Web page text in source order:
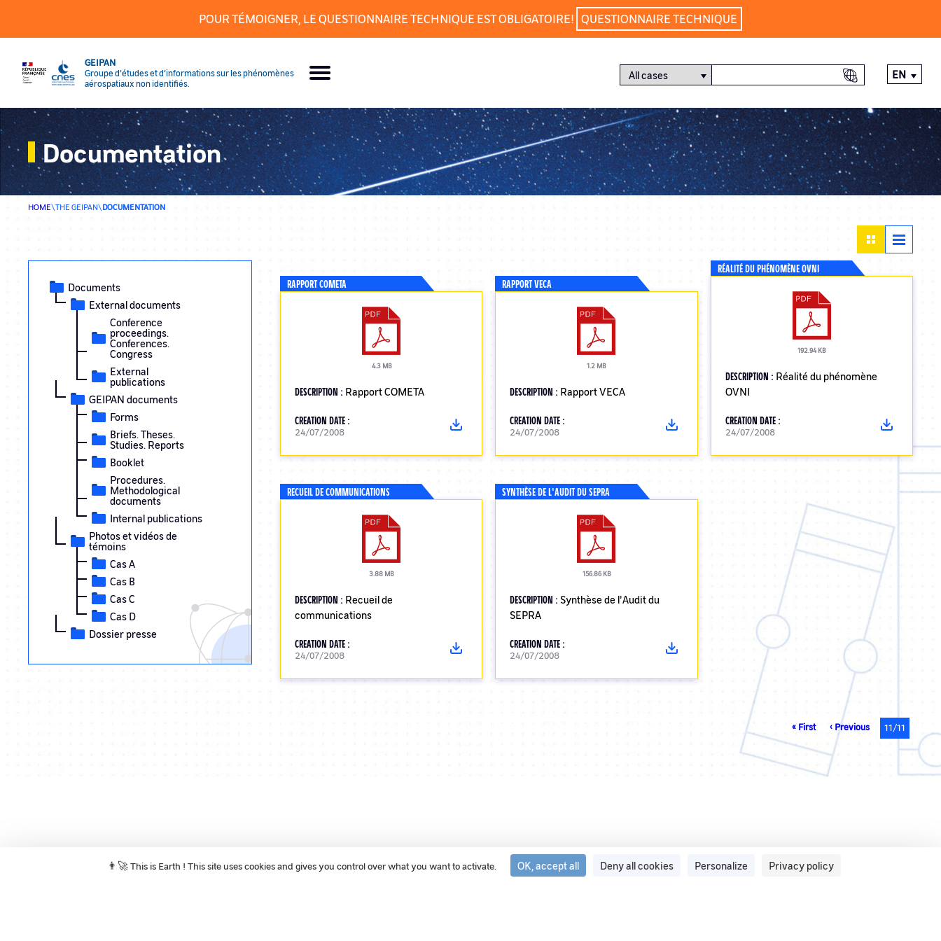
👨‍🚀 This is Earth ! This site uses cookies and gives you control over what you want to activate. OK, accept all Deny all cookies Personalize Privacy policy
POUR TÉMOIGNER, LE QUESTIONNAIRE TECHNIQUE EST OBLIGATOIRE! QUESTIONNAIRE TECHNIQUE
GEIPAN
Groupe d’études et d’informations sur les phénomènes
aérospatiaux non identifiés.
EN
Documentation
HOME\THE GEIPAN\DOCUMENTATION
Documents
External documents
Conference
proceedings.
Conferences.
Congress
External
publications
GEIPAN documents
Forms
Briefs. Theses.
Studies. Reports
Booklet
Procedures.
Methodological
documents
Internal publications
Photos et vidéos de
témoins
Cas A
Cas B
Cas C
Cas D
Dossier presse
RAPPORT COMETA
4.3 MB
DESCRIPTION : Rapport COMETA
CREATION DATE :
24/07/2008
RAPPORT VECA
1.2 MB
DESCRIPTION : Rapport VECA
CREATION DATE :
24/07/2008
RÉALITÉ DU PHÉNOMÈNE OVNI
192.94 KB
DESCRIPTION : Réalité du phénomène
OVNI
CREATION DATE :
24/07/2008
RECUEIL DE COMMUNICATIONS
3.88 MB
DESCRIPTION : Recueil de
communications
CREATION DATE :
24/07/2008
SYNTHÈSE DE L'AUDIT DU SEPRA
156.86 KB
DESCRIPTION :Synthèse de l'Audit du
SEPRA
CREATION DATE :
24/07/2008
First
« First
Previous
page
‹ Previous
Current
page
11/11